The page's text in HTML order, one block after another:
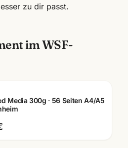
zu dir passt.
im WSF-
Media 300g · 56 Seiten A4/A5